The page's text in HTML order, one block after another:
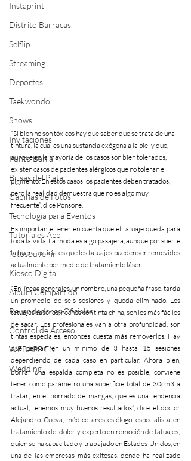
Instaprint
Distrito Barracas
Selflip
Streaming
Deportes
Taekwondo
Shows
Invitaciones
Punto Bahía
Brisas del Plata
Cabinas de Fotos
Tecnología para Eventos
Tutoriales App
fotosouvenir
Kiosco Digital
Album Compartido
Revendedores Oficiales
Control de Acceso
WEBAPP EN
Wedding
“Si bien no son tóxicos hay que saber que se trata de una
tintura, la cual es una sustancia exógena a la piel y que,
aunque en la mayoría de los casos son bien tolerados,
existen casos de pacientes alérgicos que no toleran el
pigmento. En estos casos los pacientes deben tratados,
pero la realidad demuestra que no es algo muy
frecuente”, dice Ponsone.
Es importante tener en cuenta que el tatuaje queda para
toda la vida. La moda es algo pasajera, aunque por suerte
la buena noticia es que los tatuajes pueden ser removidos
actualmente por medio de tratamiento láser.
“En líneas generales, un nombre, una pequeña frase, tarda
un promedio de seis sesiones y queda eliminado. Los
tatuajes caseros, hechos con tinta china, son los más fáciles
de sacar. Los profesionales van a otra profundidad, son
tintas especiales, entonces cuesta más removerlos. Hay
que pensar en un mínimo de 3 hasta 15 sesiones
dependiendo de cada caso en particular. Ahora bien,
borrar una espalda completa no es posible, conviene
tener como parámetro una superficie total de 30cm3 a
tratar; en el borrado de mangas, que es una tendencia
actual, tenemos muy buenos resultados”, dice el doctor
Alejandro Cueva, médico anestesiólogo, especialista en
tratamiento del dolor y experto en remoción de tatuajes;
quien se ha capacitado y trabajado en Estados Unidos, en
una de las empresas más exitosas, donde ha realizado